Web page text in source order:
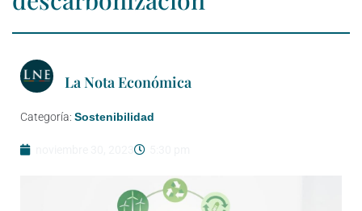
La Nota Económica
Categoría: Sostenibilidad